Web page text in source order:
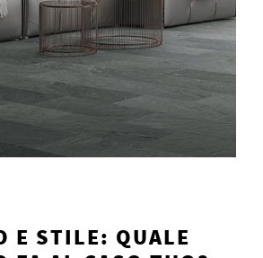
E STILE: QUALE